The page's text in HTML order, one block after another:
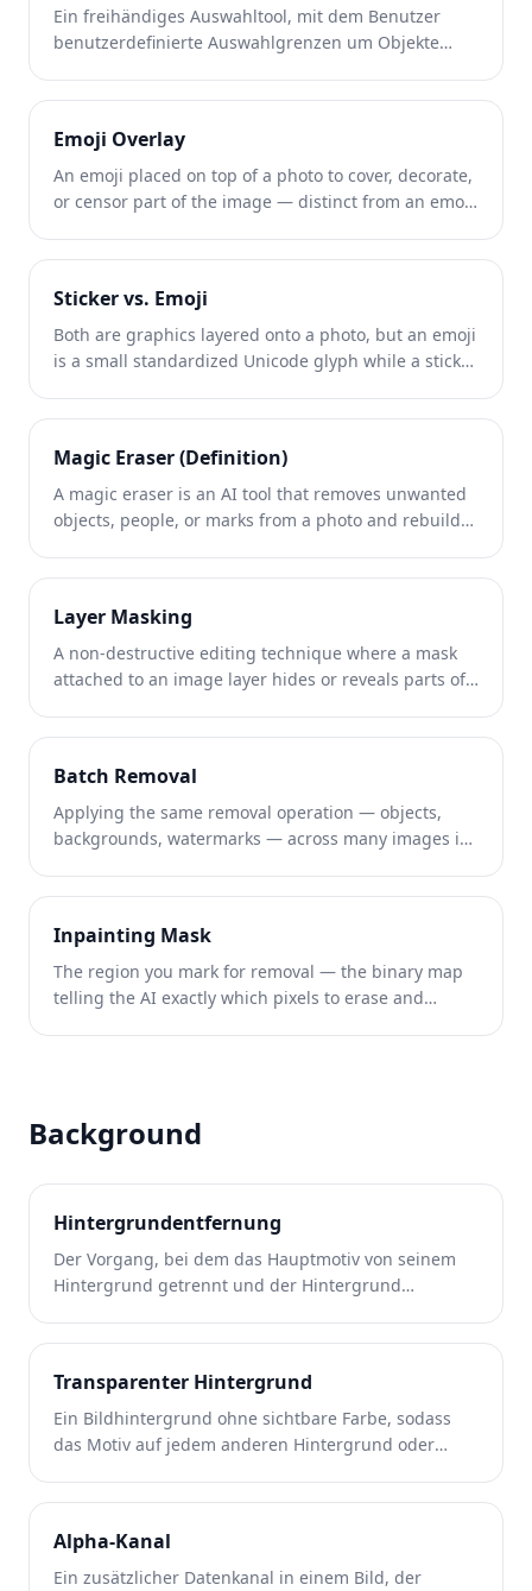
Ein freihändiges Auswahltool, mit dem Benutzer
benutzerdefinierte Auswahlgrenzen um Objekte
Emoji Overlay
An emoji placed on top of a photo to cover, decorate,
or censor part of the image — distinct from an emoji
Sticker vs. Emoji
Both are graphics layered onto a photo, but an emoji
is a small standardized Unicode glyph while a sticker
removal technique is the same for both.
Magic Eraser (Definition)
A magic eraser is an AI tool that removes unwanted
objects, people, or marks from a photo and rebuilds
what you want gone, and the AI reconstructs the
Layer Masking
A non-destructive editing technique where a mask
attached to an image layer hides or reveals parts of
one-tap AI object removal.
Batch Removal
Applying the same removal operation — objects,
backgrounds, watermarks — across many images in
time.
Inpainting Mask
The region you mark for removal — the binary map
telling the AI exactly which pixels to erase and
Background
Hintergrundentfernung
Der Vorgang, bei dem das Hauptmotiv von seinem
Hintergrund getrennt und der Hintergrund
Transparenter Hintergrund
Ein Bildhintergrund ohne sichtbare Farbe, sodass
das Motiv auf jedem anderen Hintergrund oder
Alpha-Kanal
Ein zusätzlicher Datenkanal in einem Bild, der